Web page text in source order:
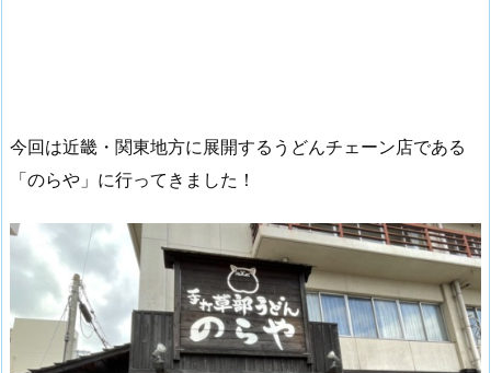
今回は近畿・関東地方に展開するうどんチェーン店である
「のらや」に行ってきました！